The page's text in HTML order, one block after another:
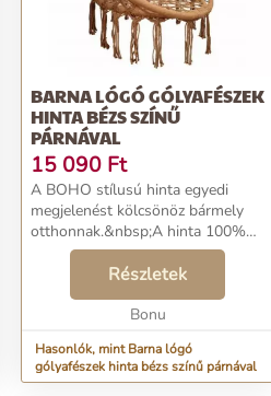
BARNA LÓGÓ GÓLYAFÉSZEK
HINTA BÉZS SZÍNŰ
PÁRNÁVAL
15 090 Ft
A BOHO stílusú hinta egyedi
megjelenést kölcsönöz bármely
otthonnak.&nbsp;A hinta 100%
vastag és kiváló minőségű
pamutból készült. A kötési stílust
makraménak nevezik. Ezt a hintát
biztosan szeretni f...
Részletek
Bonu
Hasonlók, mint Barna lógó
gólyafészek hinta bézs színű párnával